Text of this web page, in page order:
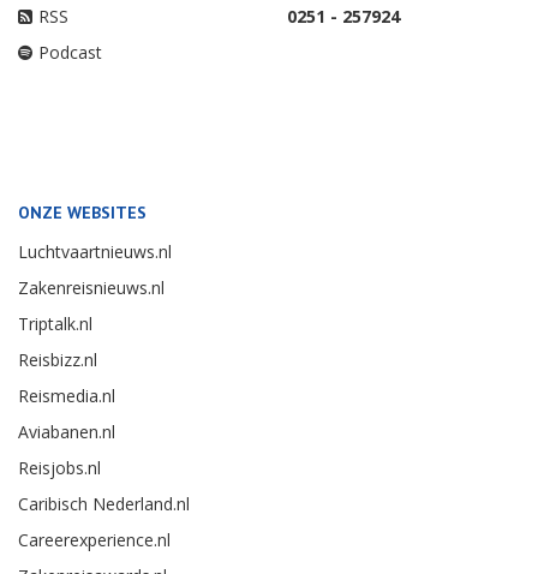
RSS
Podcast
0251 - 257924
ONZE WEBSITES
Luchtvaartnieuws.nl
Zakenreisnieuws.nl
Triptalk.nl
Reisbizz.nl
Reismedia.nl
Aviabanen.nl
Reisjobs.nl
Caribisch Nederland.nl
Careerexperience.nl